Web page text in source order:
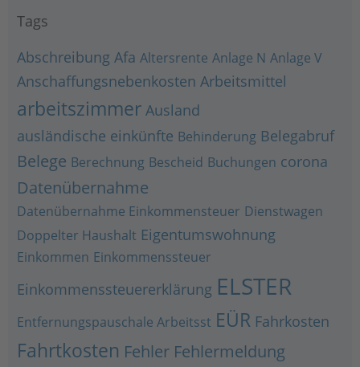
Tags
Abschreibung Afa Altersrente Anlage N Anlage V
Anschaffungsnebenkosten Arbeitsmittel
arbeitszimmer Ausland
ausländische einkünfte Behinderung Belegabruf
Belege Berechnung Bescheid Buchungen corona
Datenübernahme
Datenübernahme Einkommensteuer Dienstwagen
Doppelter Haushalt Eigentumswohnung
Einkommen Einkommenssteuer
Einkommenssteuererklärung ELSTER
Entfernungspauschale Arbeitsst EÜR Fahrkosten
Fahrtkosten Fehler Fehlermeldung